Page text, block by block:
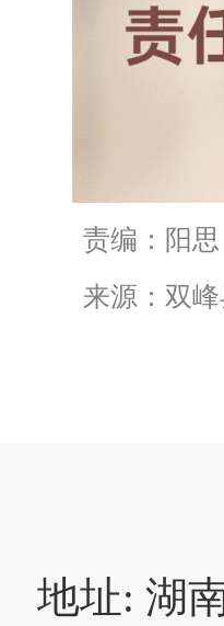
责编：阳思
来源：双
地址: 湖